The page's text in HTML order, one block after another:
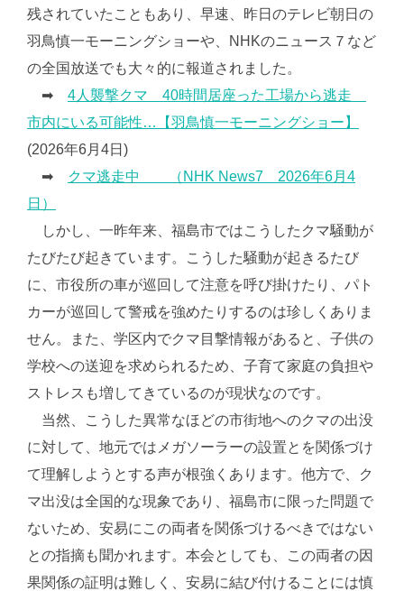
残されていたこともあり、早速、昨日のテレビ朝日の
羽鳥慎一モーニングショーや、NHKのニュース７など
の全国放送でも大々的に報道されました。
➡ 4人襲撃クマ 40時間居座った工場から逃走
市内にいる可能性…【羽鳥慎一モーニングショー】
(2026年6月4日)
➡
クマ逃走中 （NHK News7 2026年6月4
日）
しかし、一昨年来、福島市ではこうしたクマ騒動が
たびたび起きています。こうした騒動が起きるたび
に、市役所の車が巡回して注意を呼び掛けたり、パト
カーが巡回して警戒を強めたりするのは珍しくありま
せん。また、学区内でクマ目撃情報があると、子供の
学校への送迎を求められるため、子育て家庭の負担や
ストレスも増してきているのが現状なのです。
当然、こうした異常なほどの市街地へのクマの出没
に対して、地元ではメガソーラーの設置とを関係づけ
て理解しようとする声が根強くあります。他方で、ク
マ出没は全国的な現象であり、福島市に限った問題で
ないため、安易にこの両者を関係づけるべきではない
との指摘も聞かれます。本会としても、この両者の因
果関係の証明は難しく、安易に結び付けることには慎